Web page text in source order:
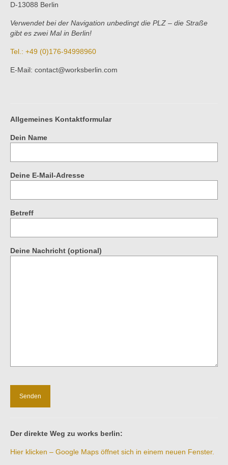
D-13088 Berlin
Verwendet bei der Navigation unbedingt die PLZ – die Straße
gibt es zwei Mal in Berlin!
Tel.: +49 (0)176-94998960
E-Mail: contact@worksberlin.com
Allgemeines Kontaktformular
Dein Name
Deine E-Mail-Adresse
Betreff
Deine Nachricht (optional)
Der direkte Weg zu works berlin:
Hier klicken – Google Maps öffnet sich in einem neuen Fenster.